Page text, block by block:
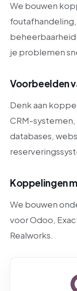
We bouwen
je problemen
Voorbeelden
Denk aan
CRM-
databases,
Koppelingen
We bouwen
voor Odoo,
Realworks.